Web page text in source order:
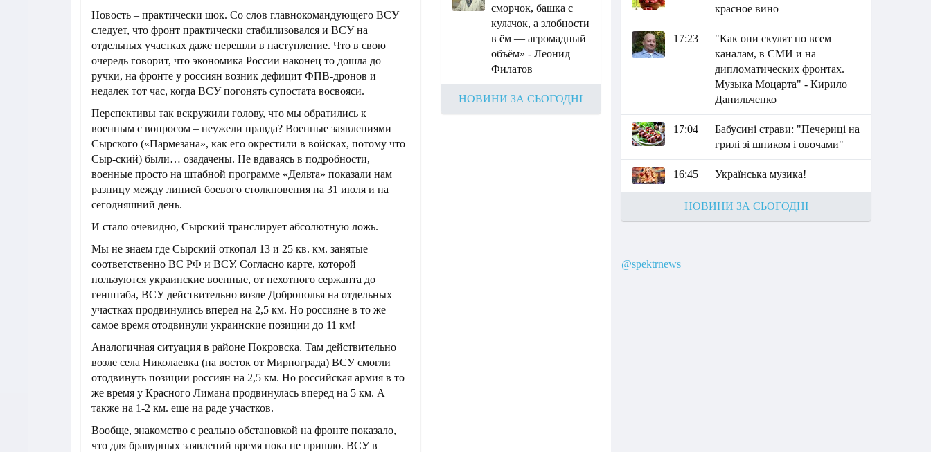
Новость – практически шок. Со слов главнокомандующего ВСУ
следует, что фронт практически стабилизовался и ВСУ на
отдельных участках даже перешли в наступление. Что в свою
очередь говорит, что экономика России наконец то дошла до
ручки, на фронте у россиян возник дефицит ФПВ-дронов и
недалек тот час, когда ВСУ погонять супостата восвояси.
Перспективы так вскружили голову, что мы обратились к
военным с вопросом – неужели правда? Военные заявлениями
Сырского («Пармезана», как его окрестили в войсках, потому что
Сыр-ский) были… озадачены. Не вдаваясь в подробности,
военные просто на штабной программе «Дельта» показали нам
разницу между линией боевого столкновения на 31 июля и на
сегодняшний день.
И стало очевидно, Сырский транслирует абсолютную ложь.
Мы не знаем где Сырский откопал 13 и 25 кв. км. занятые
соответственно ВС РФ и ВСУ. Согласно карте, которой
пользуются украинские военные, от пехотного сержанта до
генштаба, ВСУ действительно возле Доброполья на отдельных
участках продвинулись вперед на 2,5 км. Но россияне в то же
самое время отодвинули украинские позиции до 11 км!
Аналогичная ситуация в районе Покровска. Там действительно
возле села Николаевка (на восток от Мирнограда) ВСУ смогли
отодвинуть позиции россиян на 2,5 км. Но российская армия в то
же время у Красного Лимана продвинулась вперед на 5 км. А
также на 1-2 км. еще на раде участков.
Вообще, знакомство с реально обстановкой на фронте показало,
что для бравурных заявлений время пока не пришло. ВСУ в
сморчок, башка с
кулачок, а злобности
в ём — агромадный
объём» - Леонид
Филатов
НОВИНИ ЗА СЬОГОДНІ
красное вино
17:23
"Как они скулят по всем
каналам, в СМИ и на
дипломатических фронтах.
Музыка Моцарта" - Кирило
Данильченко
17:04
Бабусині страви: "Печериці на
грилі зі шпиком і овочами"
16:45 Українська музика!
НОВИНИ ЗА СЬОГОДНІ
@spektrnews